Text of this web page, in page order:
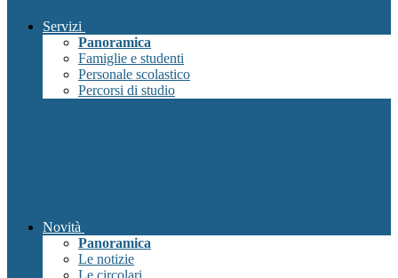
Servizi
Panoramica
Famiglie e studenti
Personale scolastico
Percorsi di studio
Novità
Panoramica
Le notizie